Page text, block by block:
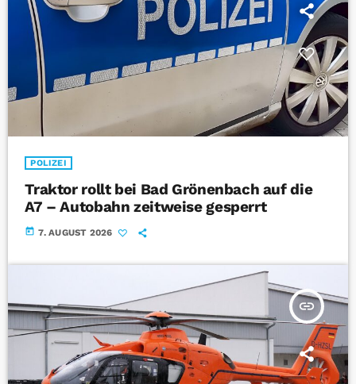
POLIZEI
Traktor rollt bei Bad Grönenbach auf die
A7 – Autobahn zeitweise gesperrt
today 7. AUGUST 2026
insert_link